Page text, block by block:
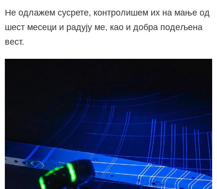
Не одлажем сусрете, контролишем их на мање од
шест месеци и радују ме, као и добра подељена
вест.